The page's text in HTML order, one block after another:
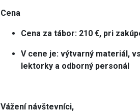
Cena
Cena za tábor: 210 €, pri
V cene je: výtvarný materiál,
lektorky a odborný personál
Vážení návštevníci,